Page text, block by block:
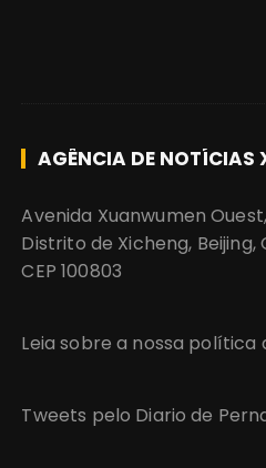
AGÊNCIA DE NOTÍCIAS
Avenida Xuanwumen
Distrito de Xicheng, Beijing,
CEP 100803
Leia sobre a nossa política
Tweets pelo Diario de